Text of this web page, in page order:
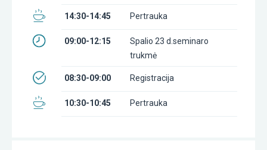
14:30-14:45 Pertrauka
09:00-12:15
Spalio 23 d.seminaro
trukmė
08:30-09:00 Registracija
10:30-10:45 Pertrauka